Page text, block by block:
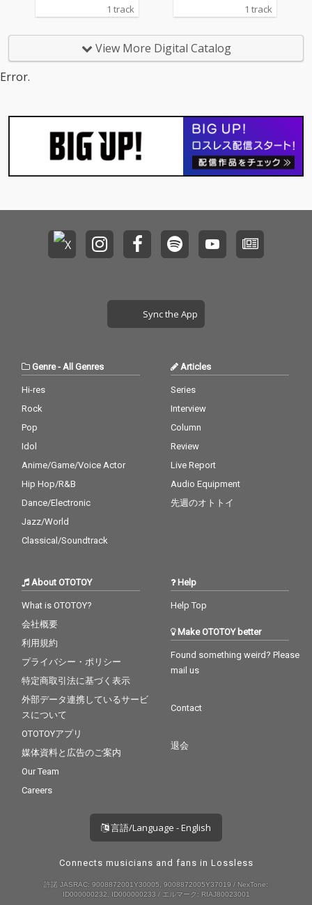
ビートに透明感のある
響く。木箱らしいギミ
ックが詰め込まれたド
1 track 1 track
View More Digital Catalog
Error.
Sync the App
Genre- All Genres
Hi-res
Rock
Pop
Idol
Anime/Game/Voice Actor
Hip Hop/R&B
Dance/Electronic
Jazz/World
Classical/Soundtrack
Articles
Series
Interview
Column
Review
Live Report
Audio Equipment
先週のオトトイ
About OTOTOY
What is OTOTOY?
会社概要
利用規約
プライバシー・ポリシー
特定商取引法に基づく表示
外部データ連携しているサービ
スについて
OTOTOYアプリ
媒体資料と広告のご案内
Our Team
Careers
Help
Help Top
Make OTOTOY better
Found something weird? Please
mail us
Contact
退会
言語/Language - English
Connects musicians and fans in Lossless
許諾 JASRAC: 9008872001Y30005, 9008872005Y37019 / NexTone:
ID000000232, ID000000233 / エルマーク: RIAJ80023001